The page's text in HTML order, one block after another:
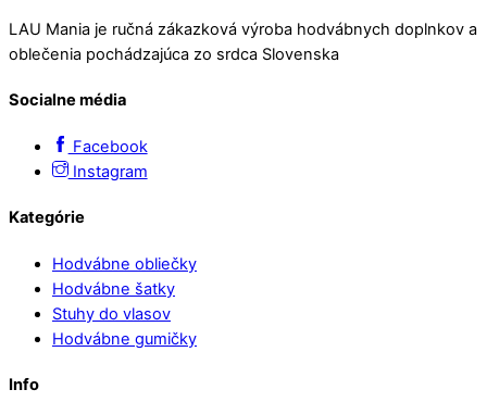
LAU Mania je ručná zákazková výroba hodvábnych doplnkov a
oblečenia pochádzajúca zo srdca Slovenska
Socialne média
Facebook
Instagram
Kategórie
Hodvábne obliečky
Hodvábne šatky
Stuhy do vlasov
Hodvábne gumičky
Info